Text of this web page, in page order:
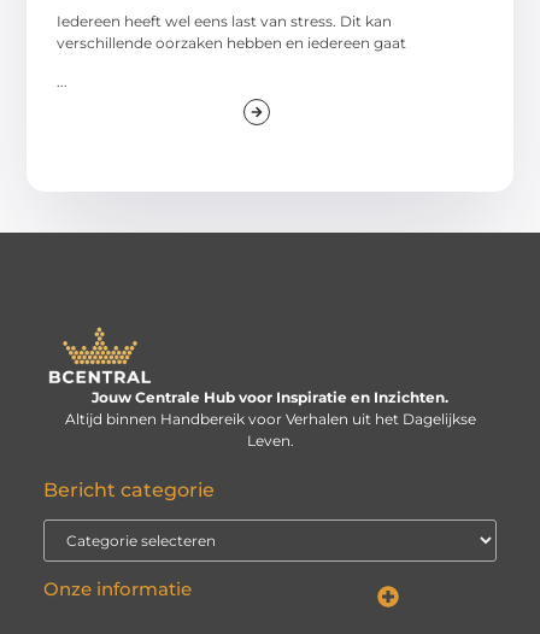
Iedereen heeft wel eens last van stress. Dit kan
verschillende oorzaken hebben en iedereen gaat
...
Jouw Centrale Hub voor Inspiratie en Inzichten.
Altijd binnen Handbereik voor Verhalen uit het Dagelijkse
Leven.
Bericht categorie
Onze informatie